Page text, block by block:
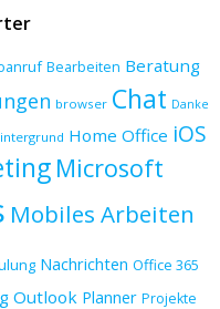
Bearbeiten Beratung
browser Chat Danke
Home Office iOS
Microsoft
Mobiles Arbeiten
Nachrichten Office 365
Outlook Planner Projekte